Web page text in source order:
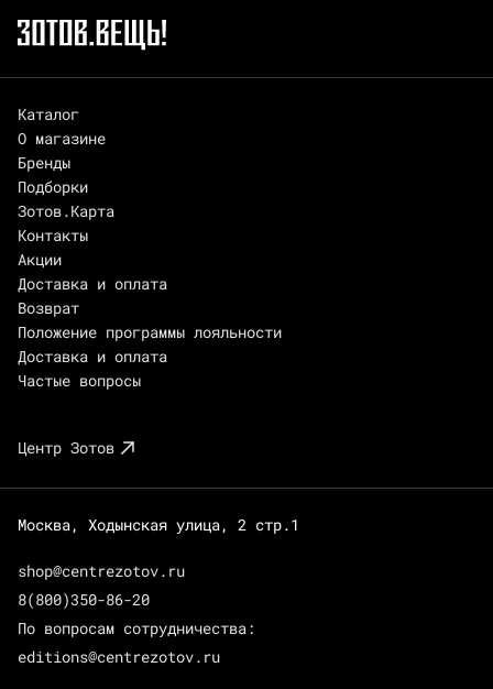
Каталог
О магазине
Бренды
Подборки
Зотов.Карта
Контакты
Акции
Доставка и оплата
Возврат
Положение программы лояльности
Доставка и оплата
Частые вопросы
Центр Зотов
Москва, Ходынская улица, 2 стр.1
shop@centrezotov.ru
8(800)350-86-20
По вопросам сотрудничества:
editions@centrezotov.ru